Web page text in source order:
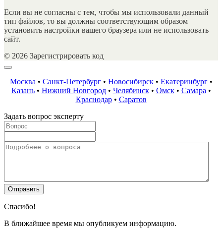
Если вы не согласны с тем, чтобы мы использовали данный
тип файлов, то вы должны соответствующим образом
установить настройки вашего браузера или не использовать
сайт.
© 2026 Зарегистрировать код
Москва • Санкт-Петербург• Новосибирск• Екатеринбург•
Казань• Нижний Новгород• Челябинск• Омск• Самара •
Краснодар• Саратов
Задать вопрос эксперту
Спасибо!
В ближайшее время мы опубликуем информацию.